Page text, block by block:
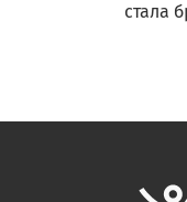
стала